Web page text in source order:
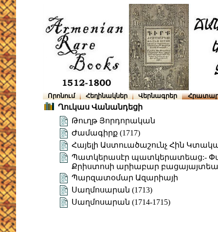
Որոնում Հեղինակներ Վերնագրեր
Ղուկաս Վանանդեցի
Թուղթ Յորդորական
Ժամագիրք (1717)
Հայելի Աստուածաշունչ Հին
Պատկերասէր պատկերատեաց:-
Քրիստոսի արիաբար
Պարզատօմար Ազարիայի
Սաղմոսարան (1713)
Սաղմոսարան (1714-1715)